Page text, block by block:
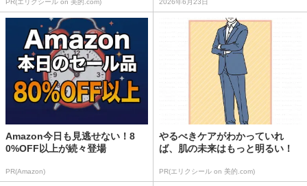
PR(エリクシール on 美的.com) 2026年6月23日
Amazon今日も見逃せない！8
0%OFF以上が続々登場
PR(Amazon)
やるべきケアがわかっていれ
ば、肌の未来はもっと明るい！
PR(エリクシール on 美的.com)